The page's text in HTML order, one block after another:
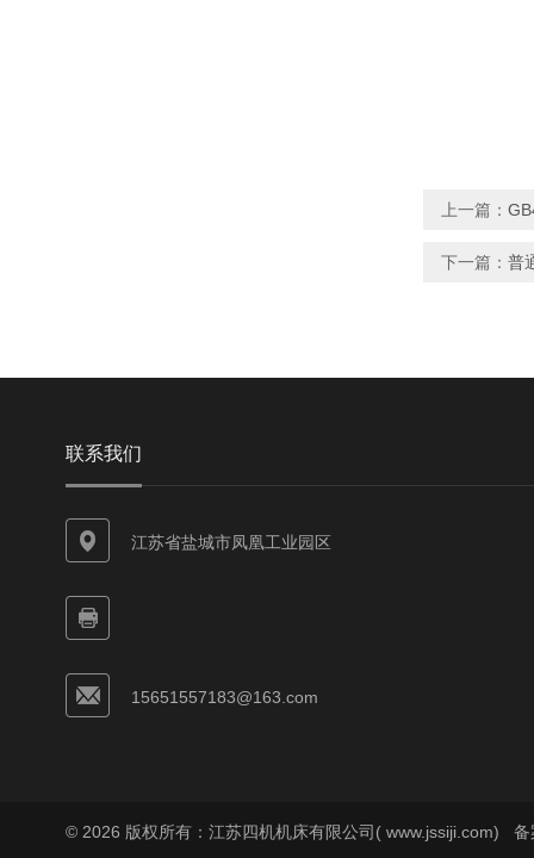
上一篇：
下一篇： 普
联系我们
江苏省盐城市凤凰工业园区
15651557183@163.com
© 2026 版权所有：江苏四机机床有限公司( www.jssiji.com) 备